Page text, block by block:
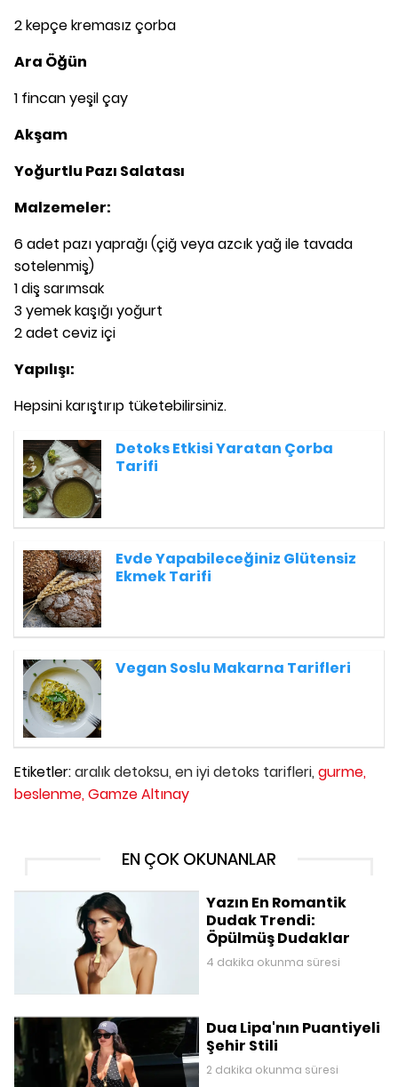
2 kepçe kremasız çorba
Ara Öğün
1 fincan yeşil çay
Akşam
Yoğurtlu Pazı Salatası
Malzemeler:
6 adet pazı yaprağı (çiğ veya azcık yağ ile tavada
sotelenmiş)
1 diş sarımsak
3 yemek kaşığı yoğurt
2 adet ceviz içi
Yapılışı:
Hepsini karıştırıp tüketebilirsiniz.
Detoks Etkisi Yaratan Çorba
Tarifi
Evde Yapabileceğiniz Glütensiz
Ekmek Tarifi
Vegan Soslu Makarna Tarifleri
Etiketler:aralık detoksu, en iyi detoks tarifleri, gurme,
beslenme,Gamze Altınay
EN ÇOK OKUNANLAR
Yazın En Romantik
Dudak Trendi:
Öpülmüş Dudaklar
4 dakika okunma süresi
Dua Lipa'nın Puantiyeli
Şehir Stili
2 dakika okunma süresi